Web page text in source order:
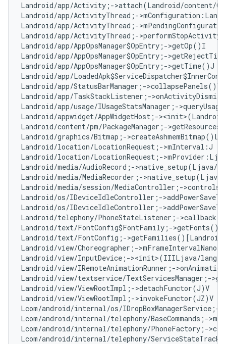
Landroid/app/Activity;->attach(Landroid/content/
Landroid/app/ActivityThread;-
Landroid/app/ActivityThread;-
Landroid/app/ActivityThread;-
Landroid/app/AppOpsManager$OpEntry;->getOp()I
Landroid/app/AppOpsManager$OpEntry;-
Landroid/app/AppOpsManager$OpEntry;->getTime()J
Landroid/app/
Landroid/app/StatusBarManager;->collapsePanels()V
Landroid/app/TaskStackListener;-
Landroid/app/usage/IUsageStatsManager;-
Landroid/appwidget/AppWidgetHost;-
Landroid/content/pm/PackageManager;-
Landroid/graphics/Bitmap;-
Landroid/location/LocationRequest;->mInterval:J
Landroid/location/LocationRequest;-
Landroid/media/AudioRecord;-
Landroid/media/MediaRecorder;-
Landroid/media/session/MediaController;-
Landroid/os/IDeviceIdleController;-
Landroid/os/IDeviceIdleController;-
Landroid/telephony/PhoneStateListener;-
Landroid/text/FontConfig$FontFamily;-
Landroid/text/FontConfig;-
Landroid/view/Choreographer;-
Landroid/view/InputDevice;-><init>(IIILjava/lang/
Landroid/view/IRemoteAnimationRunner;-
Landroid/view/textservice/TextServicesManager;-
Landroid/view/ViewRootImpl;->detachFunctor(J)V
Landroid/view/ViewRootImpl;->invokeFunctor(JZ)V
Lcom/android/internal/os/
Lcom/android/internal/telephony/BaseCommands;-
Lcom/android/internal/telephony/PhoneFactory;-
Lcom/android/internal/telephony/